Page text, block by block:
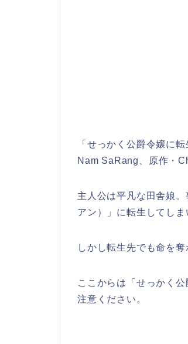
「せっかく公爵令嬢に
Nam SaRang、原作・
主人公は平凡な田舎娘
アン）」に転生してしま
しかし転生先でも命を
ここからは「せっかく
注意くださ い 。